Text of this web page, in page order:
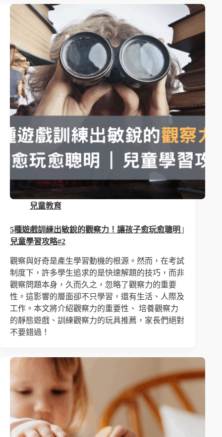
兒童教育
5種遊戲訓練出敏銳的觀察力！讓孩子愈玩愈聰明 |
兒童學習攻略#2
觀察與好奇是產生學習動機的根源。然而，在考試
制度下，許多學生追求的是快速解題的技巧，而非
觀察問題本身，久而久之，忽略了觀察力的重要
性。這影響的層面卻不只學習，還有生活、人際及
工作。本文將介紹觀察力的重要性、 培養觀察力
的靜態遊戲、訓練觀察力的玩具推薦，家長們絕對
不要錯過！